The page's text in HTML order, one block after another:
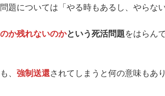
題については「やる時もあるし、やらな
か残れないのかという死活問題をはらん
、 強制送還されてしまうと何の意味もあ